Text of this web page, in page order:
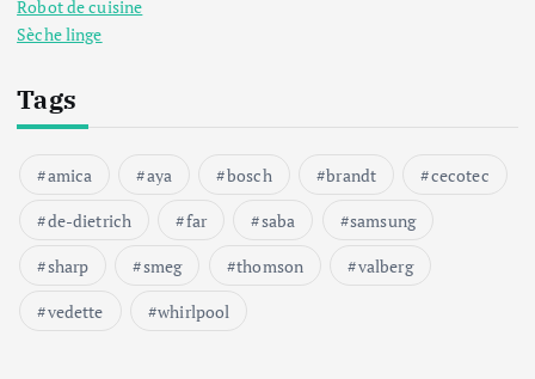
Robot de cuisine
Sèche linge
Tags
amica aya bosch brandt
cecotec
de-dietrich
far saba
samsung
sharp
smeg thomson
valberg
vedette
whirlpool